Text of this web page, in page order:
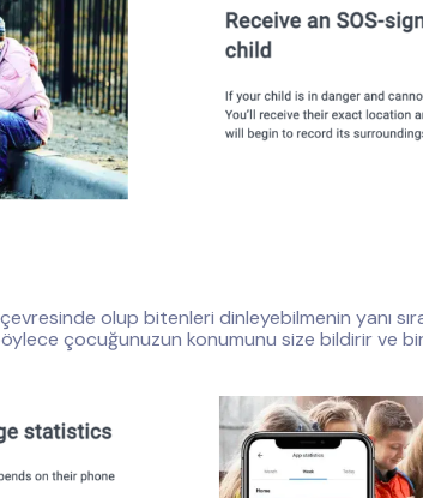
olup bitenleri dinleyebilmenin yanı
çocuğunuzun konumunu size bildirir ve